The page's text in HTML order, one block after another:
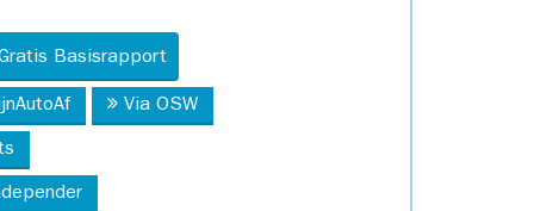
Basisrapport
Via OSW